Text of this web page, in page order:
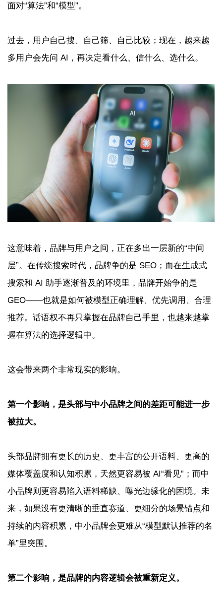
面对“算法”和“模型”。
过去，用户自己搜、自己筛、自己比较；现在，越来越
多用户会先问 AI，再决定看什么、信什么、选什么。
这意味着，品牌与用户之间，正在多出一层新的“中间
层”。在传统搜索时代，品牌争的是 SEO；而在生成式
搜索和 AI 助手逐渐普及的环境里，品牌开始争的是
GEO——也就是如何被模型正确理解、优先调用、合理
推荐。话语权不再只掌握在品牌自己手里，也越来越掌
握在算法的选择逻辑中。
这会带来两个非常现实的影响。
第一个影响，是头部与中小品牌之间的差距可能进一步
被拉大。
头部品牌拥有更长的历史、更丰富的公开语料、更高的
媒体覆盖度和认知积累，天然更容易被 AI“看见”；而中
小品牌则更容易陷入语料稀缺、曝光边缘化的困境。未
来，如果没有更清晰的垂直赛道、更细分的场景锚点和
持续的内容积累，中小品牌会更难从“模型默认推荐的名
单”里突围。
第二个影响，是品牌的内容逻辑会被重新定义。